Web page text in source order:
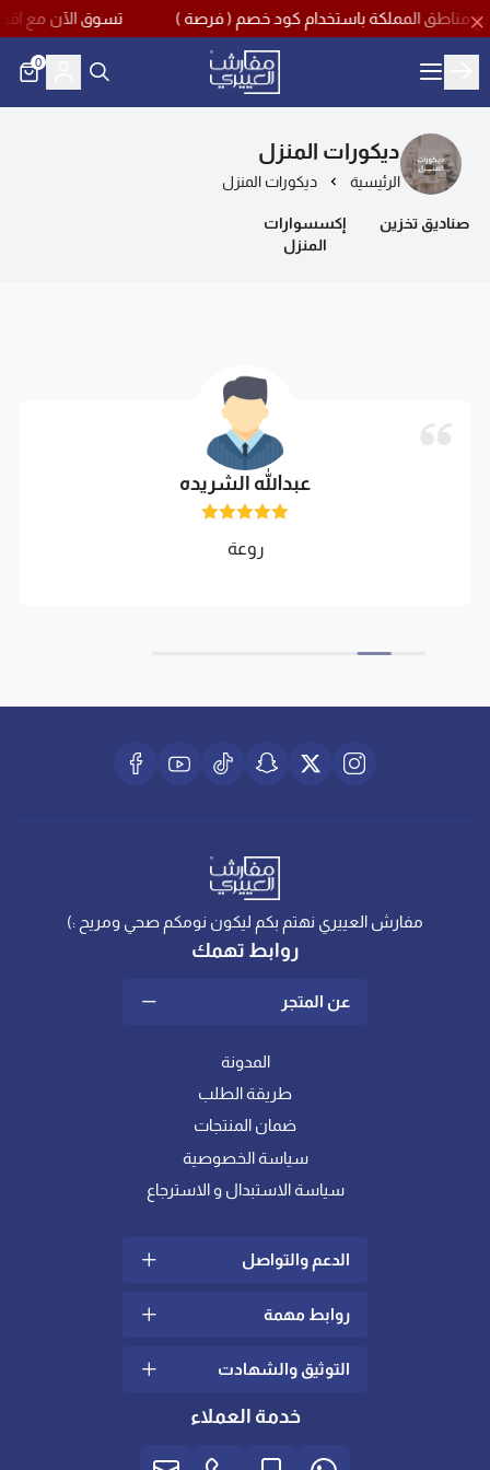
تسوق الآن مع اقوى تخفيضات منتصف العام
مفارش العييري
0
ديكورات المنزل
الرئيسية ديكورات المنزل
صناديق تخزين
إكسسوارات
المنزل
عبدالله الشريده
روعة
مفارش العييري نهتم بكم ليكون نومكم صحي ومريح :)
روابط تهمك
عن المتجر
المدونة
طريقة الطلب
ضمان المنتجات
سياسة الخصوصية
سياسة الاستبدال و الاسترجاع
الدعم والتواصل
سياسة الشحن والتوصيل
الدعم الفني
روابط مهمة
ما هو اللباد؟
كيف أختار خامة المفرش
المناسبة لي ؟
لباد ومخدات الريش || المزايا
التوثيق والشهادت
شهادات عالمية في الجودة
خدمة العملاء